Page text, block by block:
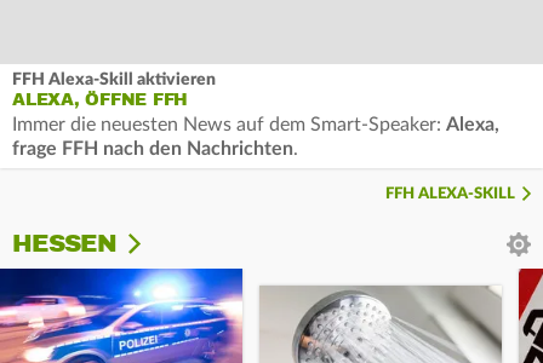
FFH Alexa-Skill aktivieren
ALEXA, ÖFFNE FFH
Immer die neuesten News auf dem Smart-Speaker: Alexa,
frage FFH nach den Nachrichten.
FFH ALEXA-SKILL
HESSEN